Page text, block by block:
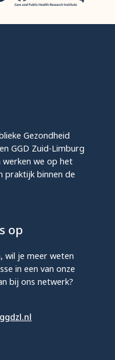
Gezondheid
GGD Zuid-Limburg
werken we op het
praktijk binnen de
op
wil je meer weten
in een van onze
bij ons netwerk?